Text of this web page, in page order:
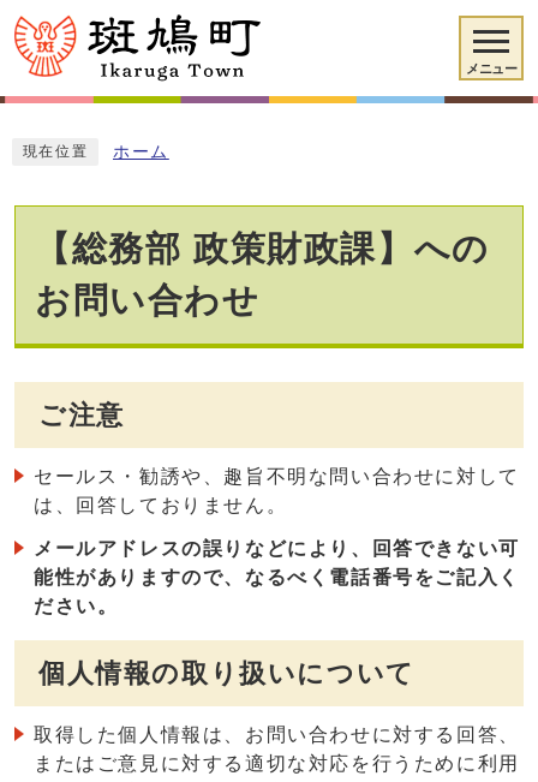
メニュー
現在位置 ホーム
【総務部 政策財政課】への
お問い合わせ
ご注意
セールス・勧誘や、趣旨不明な問い合わせに対して
は、回答しておりません。
メールアドレスの誤りなどにより、回答できない可
能性がありますので、なるべく電話番号をご記入く
ださい。
個人情報の取り扱いについて
取得した個人情報は、お問い合わせに対する回答、
またはご意見に対する適切な対応を行うために利用